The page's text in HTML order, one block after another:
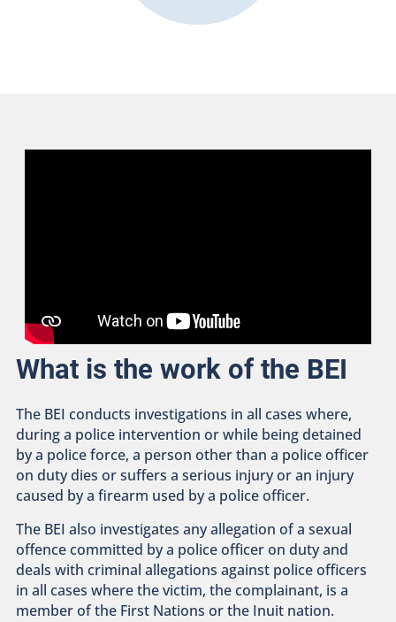
What is the work of the BEI
The BEI conducts investigations in all cases where,
during a police intervention or while being detained
by a police force, a person other than a police officer
on duty dies or suffers a serious injury or an injury
caused by a firearm used by a police officer.
The BEI also investigates any allegation of a sexual
offence committed by a police officer on duty and
deals with criminal allegations against police officers
in all cases where the victim, the complainant, is a
member of the First Nations or the Inuit nation.